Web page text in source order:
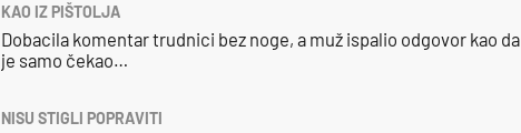
KAO IZ PIŠTOLJA
Dobacila komentar trudnici bez noge, a muž ispalio odgovor kao da
je samo čekao…
NISU STIGLI POPRAVITI